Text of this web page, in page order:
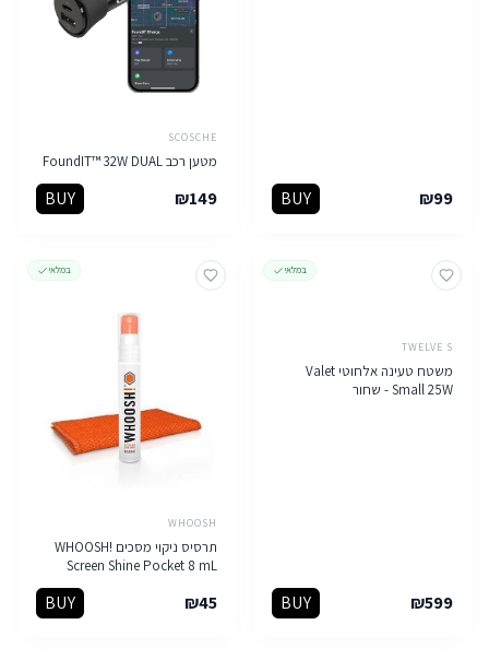
₪99
BUY
SCOSCHE
מטען רכב FoundIT™ 32W DUAL
₪149
BUY
במלאי
TWELVE S
משטח טעינה אלחוטי Valet
Small 25W - שחור
₪599
BUY
במלאי
WHOOSH
תרסיס ניקוי מסכים WHOOSH!
Screen Shine Pocket 8 mL
₪45
BUY